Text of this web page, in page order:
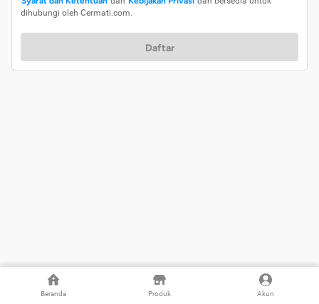
Beranda Produk Akun
dihubungi oleh Cermati.com.
Daftar